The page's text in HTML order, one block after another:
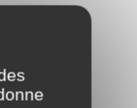
du
le
2024,